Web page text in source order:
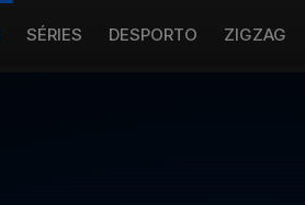
SÉRIES DESPORTO ZIGZAG